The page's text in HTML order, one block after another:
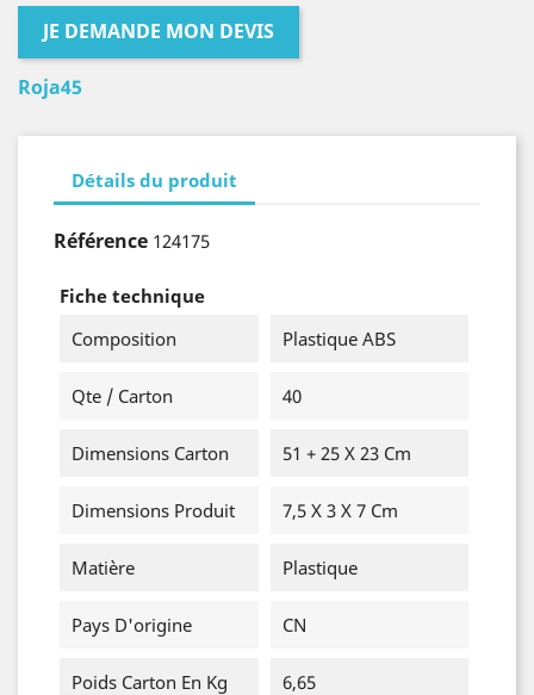
JE DEMANDE MON DEVIS
Roja45
Détails du produit
Référence 124175
Fiche technique
Composition
Plastique ABS
Qte / Carton 40
Dimensions Carton 51 + 25 X 23 Cm
Dimensions Produit 7,5 X 3 X 7 Cm
Matière Plastique
Pays D'origine CN
Poids Carton En Kg 6,65